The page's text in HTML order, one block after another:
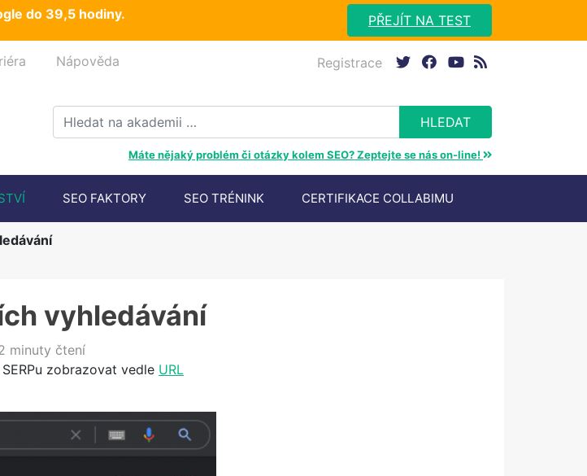
do 39,5 hodiny. PŘEJÍT NA TEST
Nápověda
Registrace
Máte nějaký problém či otázky kolem SEO? Zeptejte se nás on-line!
SEO FAKTORY SEO TRÉNINK CERTIFIKACE COLLABIMU
vyhledávání
minuty čtení
zobrazovat vedle URL